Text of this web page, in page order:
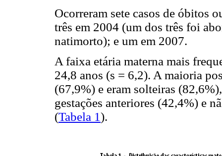
Ocorreram sete casos de óbitos
três em 2004 (um dos três foi
natimorto); e um em 2007.
A faixa etária materna mais
24,8 anos (s = 6,2). A maioria
(67,9%) e eram solteiras
gestações anteriores (42,4%) e
(Tabela 1).